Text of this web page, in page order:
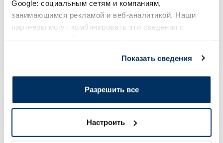
Google: социальным сетям и компаниям,
занимающимся рекламой и веб-аналитикой. Наши
партнеры могут комбинировать эти сведения с
Показать сведения
Разрешить все
Настроить
В корзину
Солнечная защита летом ☀️
Более...
-60% -60%